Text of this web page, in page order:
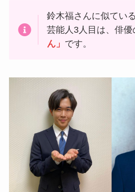
鈴木福さんに似てい
芸能人3人目は、俳優
ん」 です。